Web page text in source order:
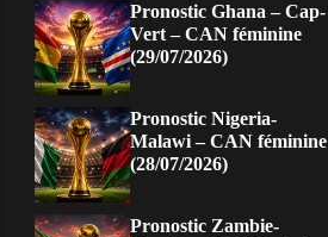
Pronostic Ghana – Cap-
Vert – CAN féminine
(29/07/2026)
Pronostic Nigeria-
Malawi – CAN féminine
(28/07/2026)
Pronostic Zambie-